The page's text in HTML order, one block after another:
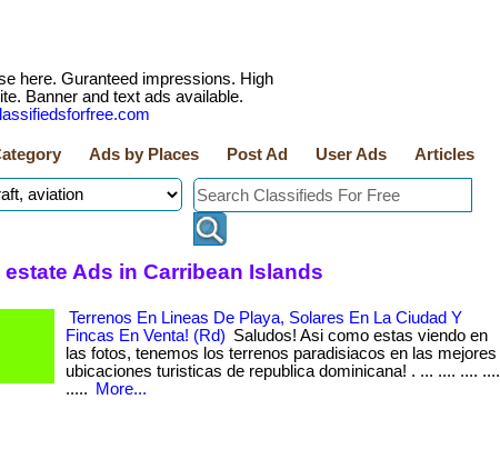
here. Guranteed impressions. High
Banner and text ads available.
Ads by Places Post Ad User Ads Articles
estate Ads in Carribean Islands
Terrenos En Lineas De Playa, Solares En La Ciudad Y
Fincas En Venta! (Rd) Saludos! Asi como estas viendo en
las fotos, tenemos los terrenos paradisiacos en las mejores
ubicaciones turisticas de republica dominicana! . ... .... .... ....
.....
More...